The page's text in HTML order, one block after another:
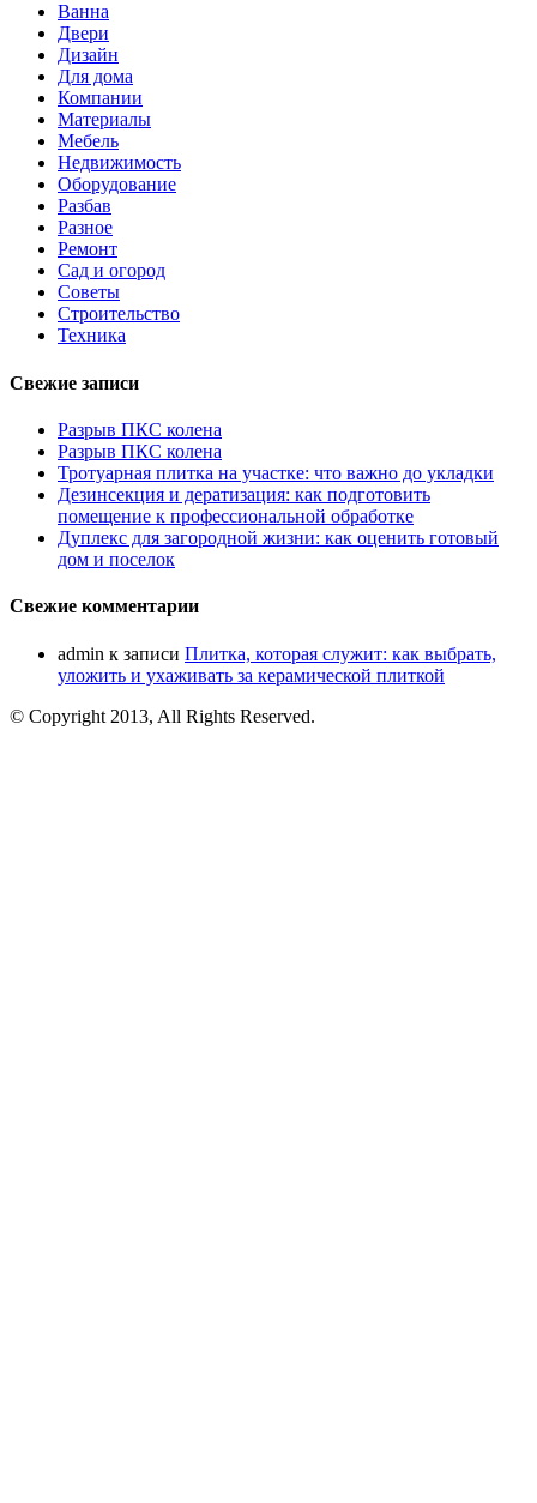
Ванна
Двери
Дизайн
Для дома
Компании
Материалы
Мебель
Недвижимость
Оборудование
Разбав
Разное
Ремонт
Сад и огород
Советы
Строительство
Техника
Свежие записи
Разрыв ПКС колена
Разрыв ПКС колена
Тротуарная плитка на участке: что важно до укладки
Дезинсекция и дератизация: как подготовить
помещение к профессиональной обработке
Дуплекс для загородной жизни: как оценить готовый
дом и поселок
Свежие комментарии
admin к записи Плитка, которая служит: как выбрать,
уложить и ухаживать за керамической плиткой
© Copyright 2013, All Rights Reserved.